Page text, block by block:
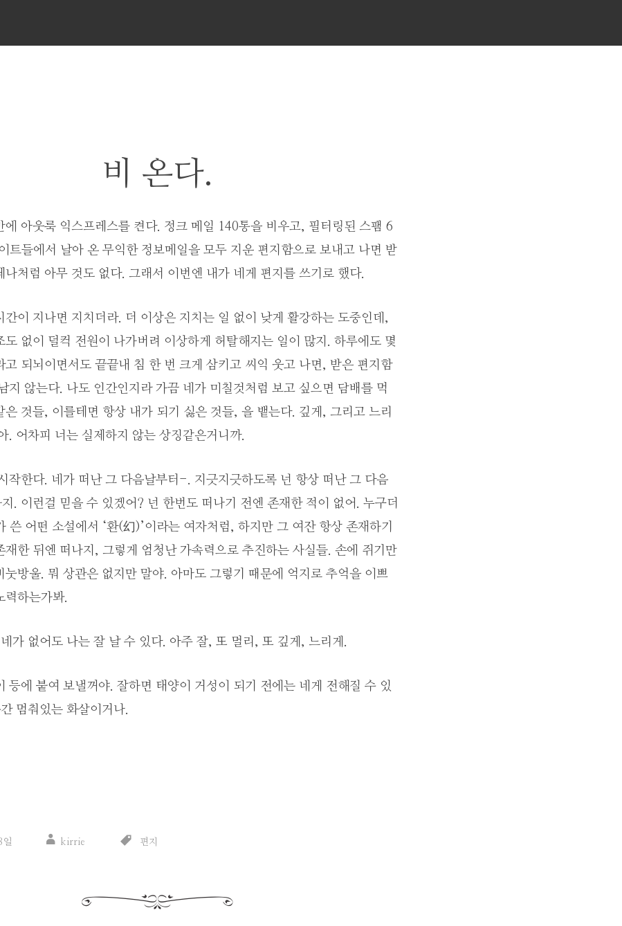
비 온다.
에 아웃룩 익스프레스를 켠다. 정크 메일 140통을 비우고, 필터링된 스팸 6
트들에서 날아 온 무익한 정보메일을 모두 지운 편지함으로 보내고 나면 받
나처럼 아무 것도 없다. 그래서 이번엔 내가 네게 편지를 쓰기로 했다.
간이 지나면 지치더라. 더 이상은 지치는 일 없이 낮게 활강하는 도중인데,
도 없이 덜컥 전원이 나가버려 이상하게 허탈해지는 일이 많지. 하루에도 몇
고 되뇌이면서도 끝끝내 침 한 번 크게 삼키고 씨익 웃고 나면, 받은 편지함
지 않는다. 나도 인간인지라 가끔 네가 미칠것처럼 보고 싶으면 담배를 먹
은 것들, 이를테면 항상 내가 되기 싫은 것들, 을 뱉는다. 깊게, 그리고 느리
. 어차피 너는 실제하지 않는 상징같은거니까.
작한다. 네가 떠난 그 다음날부터-. 지긋지긋하도록 넌 항상 떠난 그 다음
. 이런걸 믿을 수 있겠어? 넌 한번도 떠나기 전엔 존재한 적이 없어. 누구더
쓴 어떤 소설에서 ‘환(幻)’이라는 여자처럼, 하지만 그 여잔 항상 존재하기
재한 뒤엔 떠나지, 그렇게 엄청난 가속력으로 추진하는 사실들. 손에 쥐기만
눗방울. 뭐 상관은 없지만 말야. 아마도 그렇기 때문에 억지로 추억을 이쁘
력하는가봐.
가 없어도 나는 잘 날 수 있다. 아주 잘, 또 멀리, 또 깊게, 느리게.
등에 붙여 보낼꺼야. 잘하면 태양이 거성이 되기 전에는 네게 전해질 수 있
멈춰있는 화살이거나.
일 kirrie 편지